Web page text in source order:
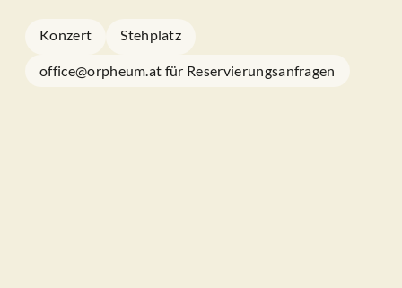
Konzert Stehplatz
office@orpheum.at für Reservierungsanfragen